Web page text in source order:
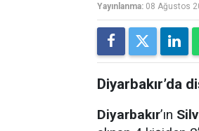
Yayınlanma: 08 Ağustos
Diyarbakır’da
Diyarbakır’ın